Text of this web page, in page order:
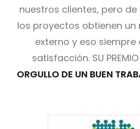
SUSCRÍBETE A LA
nuestros clientes, pero de
los proyectos obtienen
externo y eso siempre
satisfacción. SU PREMIO
ORGULLO DE UN BUEN